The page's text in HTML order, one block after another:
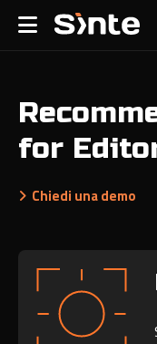
for
Chiedi una demo